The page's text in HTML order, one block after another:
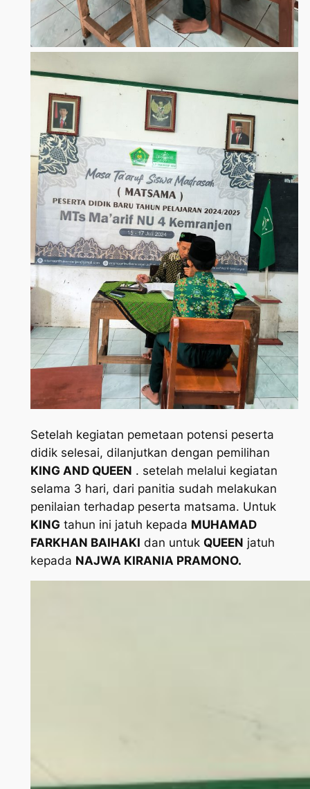
Setelah kegiatan pemetaan potensi peserta
didik selesai, dilanjutkan dengan pemilihan
KING AND QUEEN . setelah melalui kegiatan
selama 3 hari, dari panitia sudah melakukan
penilaian terhadap peserta matsama. Untuk
KING tahun ini jatuh kepada MUHAMAD
FARKHAN BAIHAKI dan untuk QUEEN jatuh
kepada NAJWA KIRANIA PRAMONO.